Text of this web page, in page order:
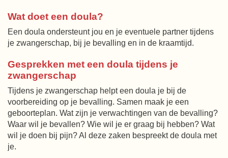
Wat doet een doula?
Een doula ondersteunt jou en je eventuele partner tijdens
je zwangerschap, bij je bevalling en in de kraamtijd.
Gesprekken met een doula tijdens je
zwangerschap
Tijdens je zwangerschap helpt een doula je bij de
voorbereiding op je bevalling. Samen maak je een
geboorteplan. Wat zijn je verwachtingen van de bevalling?
Waar wil je bevallen? Wie wil je er graag bij hebben? Wat
wil je doen bij pijn? Al deze zaken bespreekt de doula met
je.